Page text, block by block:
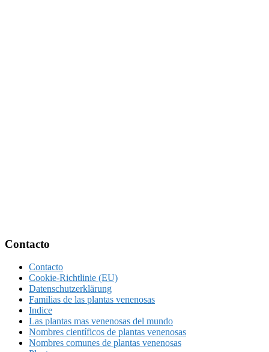
Footer
Contacto
Contacto
Cookie-Richtlinie (EU)
Datenschutzerklärung
Familias de las plantas venenosas
Indice
Las plantas mas venenosas del mundo
Nombres científicos de plantas venenosas
Nombres comunes de plantas venenosas